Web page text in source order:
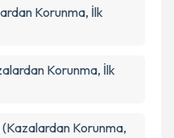
ilişkinAydınlatma
Korunma, İlk
Korunma, İlk
Korunma,